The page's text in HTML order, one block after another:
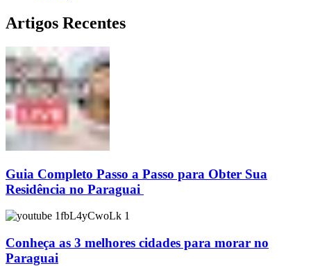
Artigos Recentes
Guia Completo Passo a Passo para Obter Sua
Residência no Paraguai
Conheça as 3 melhores cidades para morar no
Paraguai